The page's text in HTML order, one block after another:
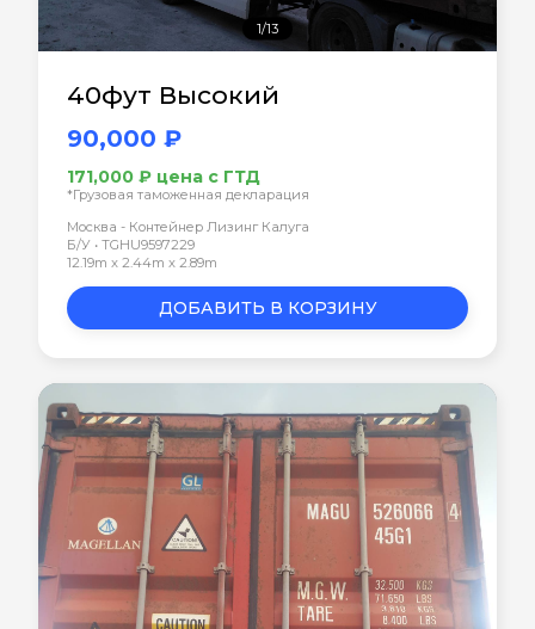
1/13
40фут Высокий
90,000 ₽
171,000 ₽ цена с ГТД
*Грузовая таможенная декларация
Москва - Контейнер Лизинг Калуга
Б/У • TGHU9597229
12.19m x 2.44m x 2.89m
ДОБАВИТЬ В КОРЗИНУ